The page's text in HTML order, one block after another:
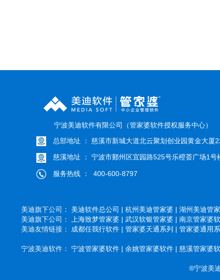
宁波美迪软件有限公司（管家婆软件授权服务中心）
总部地址 ： 慈溪市新城大道北云聚划创业园黄金大厦
慈溪地址 ： 宁波市鄞州区宜园路525号乐橙荟广场1号
服务热线 ： 400-600-8797
美迪旗下公司： 美迪软件总公司 | 杭州美迪管家婆 | 湖州美迪管
美迪旗下公司：
上海致梦管家婆 | 武汉软银管家婆 | 南京管家婆
美迪友情链接： 成都任我行软件 | 管家婆天通系列 | 管家婆通用
宁波美迪软件： 宁波管家婆软件 | 余姚管家婆软件 | 慈溪管家婆
®宁波美